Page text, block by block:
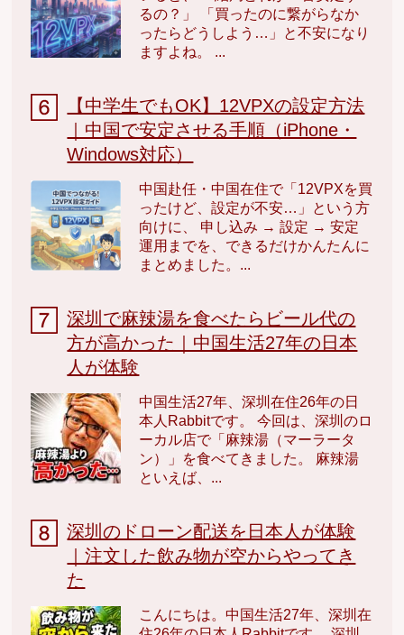
るの？」 「買ったのに繋がらなか
ったらどうしよう…」と不安になり
ますよね。 ...
【中学生でもOK】12VPXの設定方法
｜中国で安定させる手順（iPhone・
Windows対応）
中国赴任・中国在住で「12VPXを買
ったけど、設定が不安…」という方
向けに、 申し込み → 設定 → 安定
運用までを、できるだけかんたんに
まとめました。...
深圳で麻辣湯を食べたらビール代の
方が高かった｜中国生活27年の日本
人が体験
中国生活27年、深圳在住26年の日
本人Rabbitです。 今回は、深圳のロ
ーカル店で「麻辣湯（マーラータ
ン）」を食べてきました。 麻辣湯
といえば、...
深圳のドローン配送を日本人が体験
｜注文した飲み物が空からやってき
た
こんにちは。中国生活27年、深圳在